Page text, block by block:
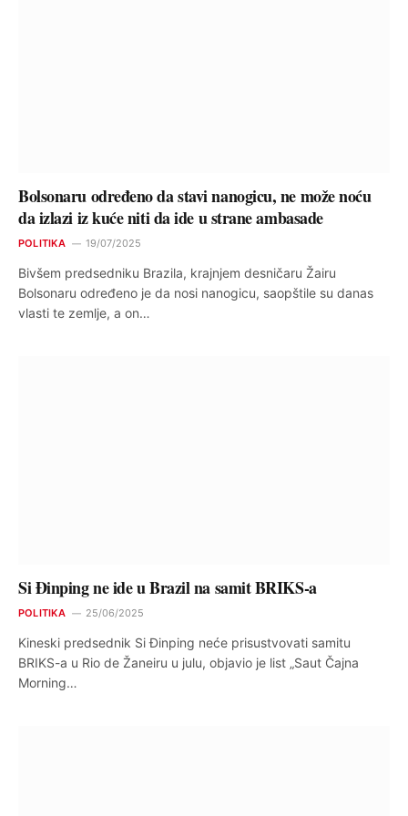
Bolsonaru određeno da stavi nanogicu, ne može noću
da izlazi iz kuće niti da ide u strane ambasade
POLITIKA 19/07/2025
Bivšem predsedniku Brazila, krajnjem desničaru Žairu
Bolsonaru određeno je da nosi nanogicu, saopštile su danas
vlasti te zemlje, a on…
Si Đinping ne ide u Brazil na samit BRIKS-a
POLITIKA 25/06/2025
Kineski predsednik Si Đinping neće prisustvovati samitu
BRIKS-a u Rio de Žaneiru u julu, objavio je list „Saut Čajna
Morning…